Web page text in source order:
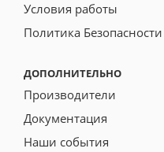
Условия работы
Политика Безопасности
ДОПОЛНИТЕЛЬНО
Производители
Документация
Наши события